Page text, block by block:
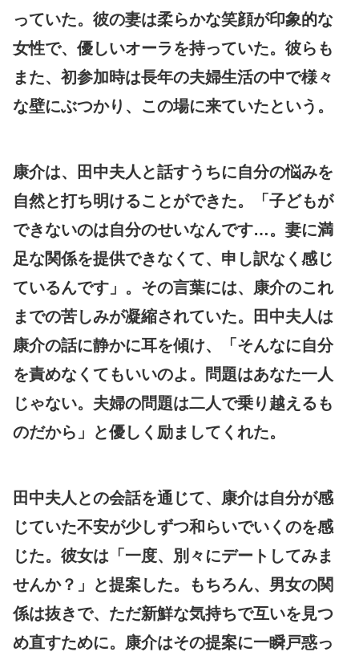
っていた。彼の妻は柔らかな笑顔が印象的な
女性で、優しいオーラを持っていた。彼らも
また、初参加時は長年の夫婦生活の中で様々
な壁にぶつかり、この場に来ていたという。
康介は、田中夫人と話すうちに自分の悩みを
自然と打ち明けることができた。「子どもが
できないのは自分のせいなんです…。妻に満
足な関係を提供できなくて、申し訳なく感じ
ているんです」。その言葉には、康介のこれ
までの苦しみが凝縮されていた。田中夫人は
康介の話に静かに耳を傾け、「そんなに自分
を責めなくてもいいのよ。問題はあなた一人
じゃない。夫婦の問題は二人で乗り越えるも
のだから」と優しく励ましてくれた。
田中夫人との会話を通じて、康介は自分が感
じていた不安が少しずつ和らいでいくのを感
じた。彼女は「一度、別々にデートしてみま
せんか？」と提案した。もちろん、男女の関
係は抜きで、ただ新鮮な気持ちで互いを見つ
め直すために。康介はその提案に一瞬戸惑っ